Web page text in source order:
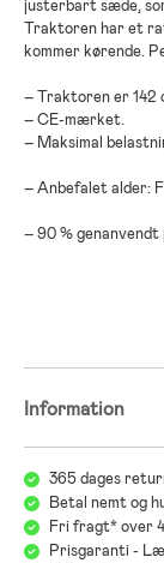
justerbart sæde,
Traktoren har et
kommer kørende.
– Traktoren er 142
– CE-mærket.
– Maksimal
– Anbefalet alder:
– 90 % genanvendt
Information
365 dages
Betal nemt og
Fri fragt* over
Prisgaranti -